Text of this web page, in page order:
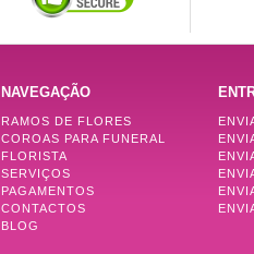
NAVEGAÇÃO
RAMOS DE FLORES
COROAS PARA FUNERAL
FLORISTA
SERVIÇOS
PAGAMENTOS
CONTACTOS
BLOG